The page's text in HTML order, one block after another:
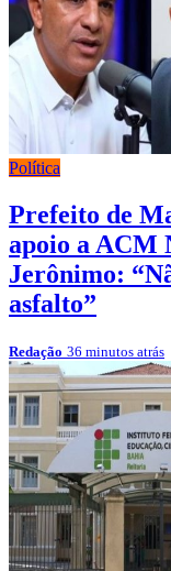
Política
Prefeito de
apoio a ACM
Jerônimo:
asfalto”
Redação 36 minutos atrás